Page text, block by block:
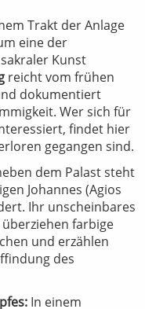
Trakt der Anlage
eine der
Kunst
reicht vom frühen
dokumentiert
Wer sich für
findet hier
gegangen sind.
dem Palast steht
Johannes (Agios
Ihr unscheinbares
farbige
und erzählen
des
In einem